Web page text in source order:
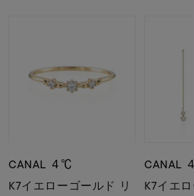
CANAL ４℃
K7イエローゴールド リ
CANAL
K7イエ